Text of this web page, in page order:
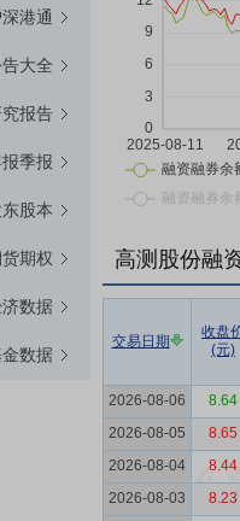
港通
大全
报告
季报
东股本
期权
数据
数据
高测股份融
交易日期
收盘
(元)
2026-08-06
8.64
2026-08-05
8.65
2026-08-04
8.44
2026-08-03
8.23